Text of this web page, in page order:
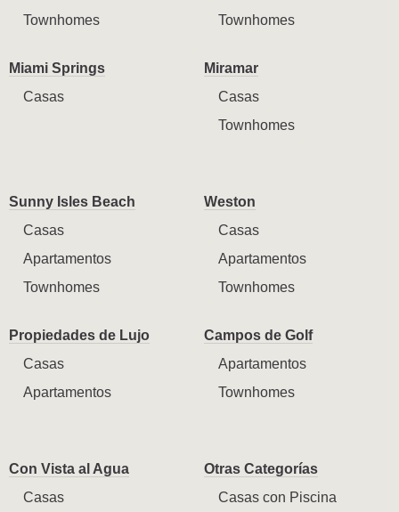
Townhomes
Townhomes
Miami Springs
Casas
Miramar
Casas
Townhomes
Sunny Isles Beach
Casas
Apartamentos
Townhomes
Weston
Casas
Apartamentos
Townhomes
Propiedades de Lujo
Casas
Apartamentos
Campos de Golf
Apartamentos
Townhomes
Con Vista al Agua
Casas
Otras Categorías
Casas con Piscina